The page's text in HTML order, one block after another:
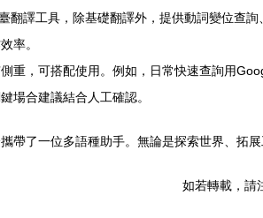
翻譯工具，除基礎翻譯外，提供動詞變位查
率。
重，可搭配使用。例如，日常快速查詢用
場合建議結合人工確認。
帶了一位多語種助手。無論是探索世界、拓
如若轉載，請